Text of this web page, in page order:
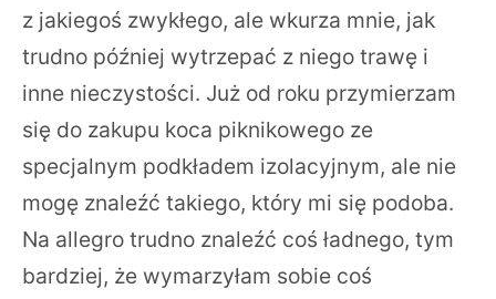
z jakiegoś zwykłego, ale wkurza mnie, jak
trudno później wytrzepać z niego trawę i
inne nieczystości. Już od roku przymierzam
się do zakupu koca piknikowego ze
specjalnym podkładem izolacyjnym, ale nie
mogę znaleźć takiego, który mi się podoba.
Na allegro trudno znaleźć coś ładnego, tym
bardziej, że wymarzyłam sobie coś